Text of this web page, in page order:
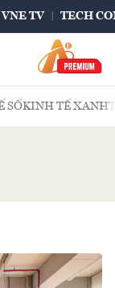
VNE TV TECH
SỐKINH TẾ XANH